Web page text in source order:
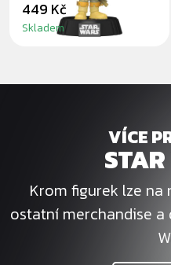
449 Kč
Skladem
VÍCE
Krom figurek lze na
ostatní merchandise